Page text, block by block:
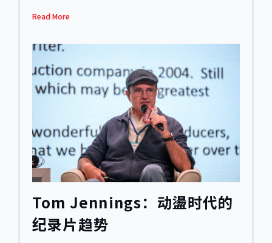
在快速瓦解。对许多创作者而言，如今在美国几乎
串流平台的商业化与企业级审查 谈及当前主流发行
管道，Laura Nix 将焦点放在大型串流平台，如
Netflix、Hulu、Disney 与 National
Geographic。她指出，这些平台虽然成为当代纪
录片最重要的资金与发行来源，但其内容策略高度
商业导向。 平台偏好风险较低、回报明确的题材，
例如： 真实犯罪类型 名人相关故事 运动题材 饮食
与生活风格内容（往往需搭配知名人物） 相对之
下，涉及政治或社会议题的纪录片，则常被视为
「高风险内容」。平台为避免引发政府反弹、影响
企业利益，往往选择主动避开这类作品，导致企业
层级的自我审查日益严重。 Laura 指出，这样的结
构性转变，使得即便纪录片整体产量持续增加，真
媒介。她以自己的纪录长片《The Making of a
何揭示深植于日常制度中的社会价值，特别是教育
体系。 Ema Yamazaki 成长于大坂，父亲为英国
人，自幼在日本与西方文化之间生活。她形容自己
「一生都在转译文化」，而这样的生命经验，最终
成为她纪录片创作的核心视角。19 岁赴纽约就读
NYU 电影学院后，她并未一开始就立志拍摄纪录
片。然而很快地，她发现自己对于「真实世界的观
察」远比虚构叙事更感兴趣。纪录片让她得以透过
自身视角，重新组织现实，进而产生意义。 她从剪
接入行，曾师承 Sam Pollard、并近距离观摩
经验让她逐渐确立一个信念：剪接是纪录片的核心
叙事引擎。她形容，有些人擅长从零开始创造，有
些人则擅长将既有素材推向最好的状态，而她很早
Read More
Tom Jennings：动盪时代的
纪录片趋势